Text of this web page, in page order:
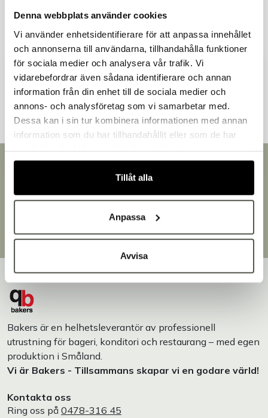
Denna webbplats använder cookies
Vi använder enhetsidentifierare för att anpassa innehållet
och annonserna till användarna, tillhandahålla funktioner
för sociala medier och analysera vår trafik. Vi
vidarebefordrar även sådana identifierare och annan
information från din enhet till de sociala medier och
annons- och analysföretag som vi samarbetar med.
Dessa kan i sin tur kombinera informationen med annan
information som du har tillhandahållit eller som de har
Tillåt alla
Anpassa
Avvisa
Liknande produkter
Andra kunder tittade även på
Leverans inom 3-5 arbetsdagar.
Brett sortiment
Designat och tillverkat i Småland
Bakers är en helhetsleverantör av professionell
utrustning för bageri, konditori och restaurang – med egen
produktion i Småland.
Vi är Bakers - Tillsammans skapar vi en godare värld!
Kontakta oss
Ring oss på 0478-316 45
Välkommen till Bakers!
Handlar du som företag eller privatperson?
Fortsätt som privatperson